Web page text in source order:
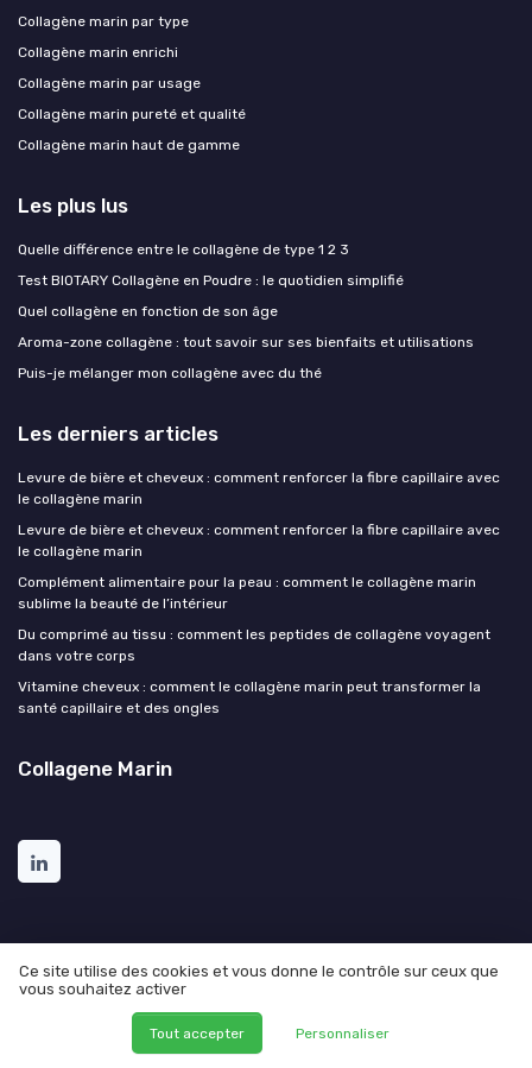
Collagène marin par type
Collagène marin enrichi
Collagène marin par usage
Collagène marin pureté et qualité
Collagène marin haut de gamme
Les plus lus
Quelle différence entre le collagène de type 1 2 3
Test BIOTARY Collagène en Poudre : le quotidien simplifié
Quel collagène en fonction de son âge
Aroma-zone collagène : tout savoir sur ses bienfaits et utilisations
Puis-je mélanger mon collagène avec du thé
Les derniers articles
Levure de bière et cheveux : comment renforcer la fibre capillaire avec
le collagène marin
Levure de bière et cheveux : comment renforcer la fibre capillaire avec
le collagène marin
Complément alimentaire pour la peau : comment le collagène marin
sublime la beauté de l’intérieur
Du comprimé au tissu : comment les peptides de collagène voyagent
dans votre corps
Vitamine cheveux : comment le collagène marin peut transformer la
santé capillaire et des ongles
Collagene Marin
Mentions légales
© Collagene Marin 2026
Ce site utilise des cookies et vous donne le contrôle sur ceux que
vous souhaitez activer
Tout accepter Personnaliser